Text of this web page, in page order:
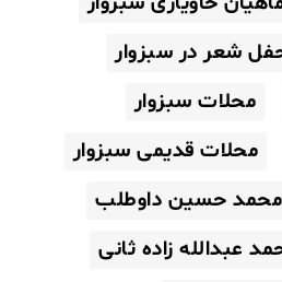
شعر در سبزوار
محلات سبزوار
محلات قدیمی سبزوار
محمد حسین داوطلب
عبدالله زاده ثانی